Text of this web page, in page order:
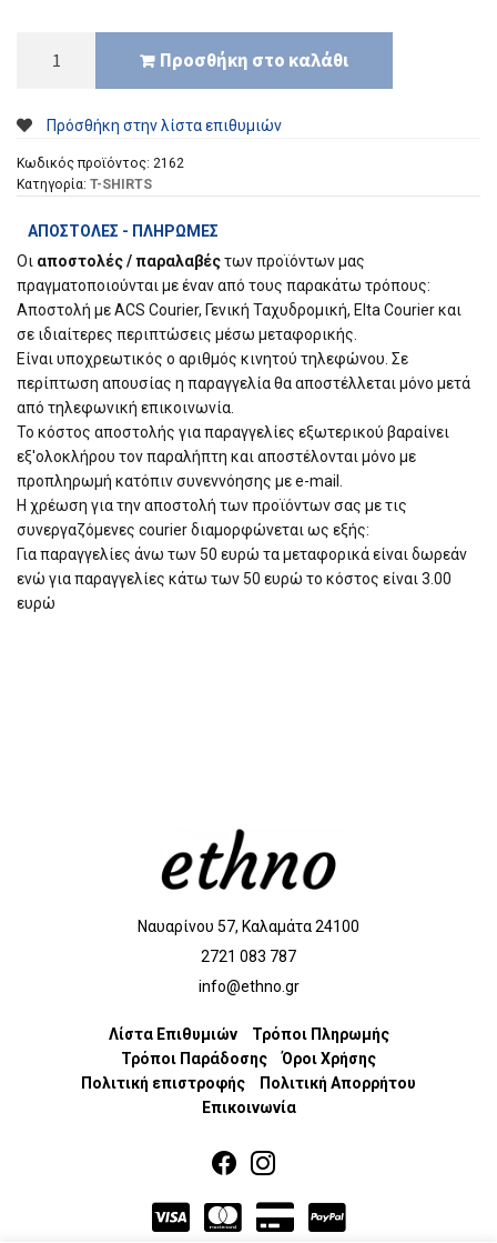
2162
Προσθήκη στο καλάθι
Πρόσθήκη στην λίστα επιθυμιών
Κωδικός προϊόντος: 2162
Κατηγορία: T-SHIRTS
ΑΠΟΣΤΟΛΈΣ - ΠΛΗΡΩΜΈΣ
Οι αποστολές / παραλαβέςτων προϊόντων μας
πραγματοποιούνται με έναν από τους παρακάτω τρόπους:
Αποστολή με ACS Courier, Γενική Ταχυδρομική, Elta Courier και
σε ιδιαίτερες περιπτώσεις μέσω μεταφορικής.
Είναι υποχρεωτικός ο αριθμός κινητού τηλεφώνου. Σε
περίπτωση απουσίας η παραγγελία θα αποστέλλεται μόνο μετά
από τηλεφωνική επικοινωνία.
Το κόστος αποστολής για παραγγελίες εξωτερικού βαραίνει
εξ'ολοκλήρου τον παραλήπτη και αποστέλονται μόνο με
προπληρωμή κατόπιν συνεννόησης με e-mail.
Η χρέωση για την αποστολή των προϊόντων σας με τις
συνεργαζόμενες courier διαμορφώνεται ως εξής:
Για παραγγελίες άνω των 50 ευρώ τα μεταφορικά είναι δωρεάν
ενώ για παραγγελίες κάτω των 50 ευρώ το κόστος είναι 3.00
ευρώ
Ναυαρίνου 57, Καλαμάτα 24100
2721 083 787
info@ethno.gr
Λίστα Επιθυμιών
Τρόποι Πληρωμής
Τρόποι Παράδοσης
Όροι Χρήσης
Πολιτική επιστροφής
Πολιτική Απορρήτου
Επικοινωνία